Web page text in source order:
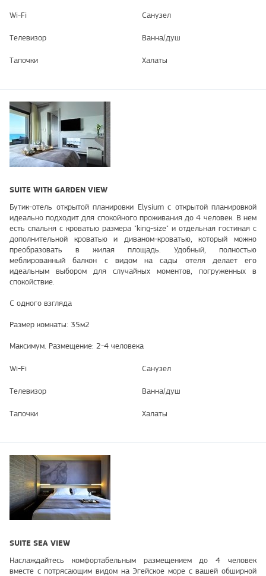
Wi-Fi Санузел
Телевизор Ванна/душ
Тапочки Халаты
SUITE WITH GARDEN VIEW
Бутик-отель открытой планировки Elysium с открытой планировкой
идеально подходит для спокойного проживания до 4 человек. В нем
есть спальня с кроватью размера "king-size" и отдельная гостиная с
дополнительной кроватью и диваном-кроватью, который можно
преобразовать в жилая площадь. Удобный, полностью
меблированный балкон с видом на сады отеля делает его
идеальным выбором для случайных моментов, погруженных в
спокойствие.
С одного взгляда
Размер комнаты: 35м2
Максимум. Размещение: 2-4 человека
Wi-Fi Санузел
Телевизор Ванна/душ
Тапочки Халаты
SUITE SEA VIEW
Наслаждайтесь комфортабельным размещением до 4 человек
вместе с потрясающим видом на Эгейское море с вашей обширной